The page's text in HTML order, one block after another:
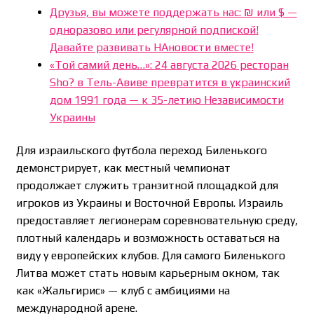
Друзья, вы можете поддержать нас: ₪ или $ —
одноразово или регулярной подпиской!
Давайте развивать НАновости вместе!
«Той самий день…»: 24 августа 2026 ресторан
Sho? в Тель-Авиве превратится в украинский
дом 1991 года — к 35-летию Независимости
Украины
Для израильского футбола переход Биленького
демонстрирует, как местный чемпионат
продолжает служить транзитной площадкой для
игроков из Украины и Восточной Европы. Израиль
предоставляет легионерам соревновательную среду,
плотный календарь и возможность оставаться на
виду у европейских клубов. Для самого Биленького
Литва может стать новым карьерным окном, так
как «Жальгирис» — клуб с амбициями на
международной арене.